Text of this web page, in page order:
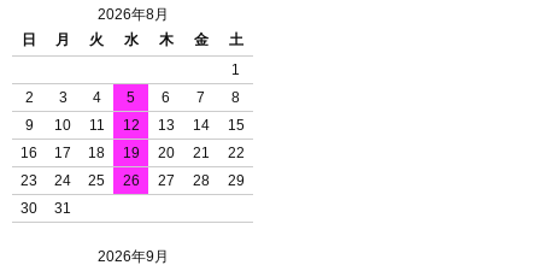
2026年8月
日
月 火 水 木 金
土
1
2
3 4 5 6 7
8
9
10 11 12 13 14
15
16
17 18 19 20 21
22
23
24 25 26 27 28
29
30
31
2026年9月